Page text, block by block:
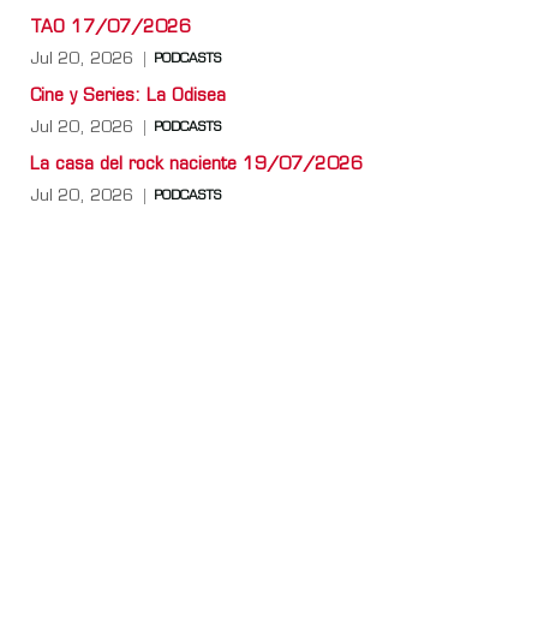
TAO 17/07/2026
Jul 20, 2026 PODCASTS
Cine y Series: La Odisea
Jul 20, 2026 PODCASTS
La casa del rock naciente 19/07/2026
Jul 20, 2026 PODCASTS